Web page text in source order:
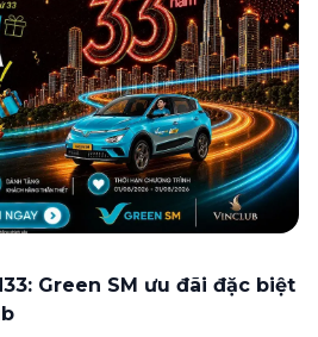
Green SM ưu đãi đặc biệt